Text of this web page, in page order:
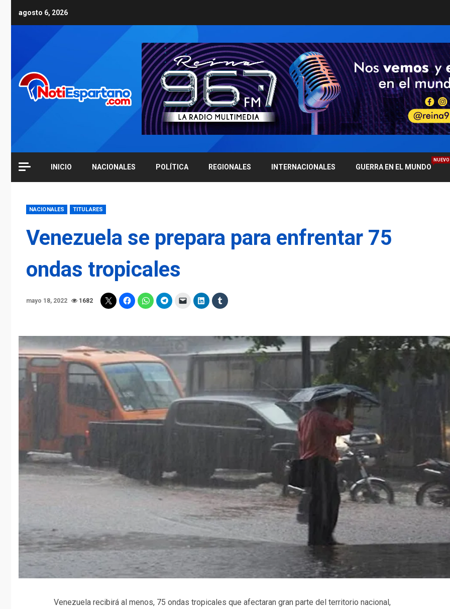
agosto 6, 2026
INICIO NACIONALES POLÍTICA REGIONALES INTERNACIONALES GUERRA EN EL MUNDO
NUEVO
NACIONALES TITULARES
Venezuela se prepara para enfrentar 75
ondas tropicales
mayo 18, 2022 1682
Venezuela recibirá al menos, 75 ondas tropicales que afectaran gran parte del territorio nacional,